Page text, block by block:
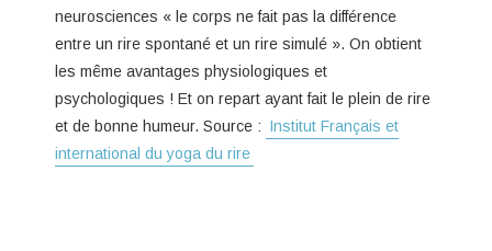
neurosciences « le corps ne fait pas la différence
entre un rire spontané et un rire simulé ». On obtient
les même avantages physiologiques et
psychologiques ! Et on repart ayant fait le plein de rire
et de bonne humeur. Source : Institut Français et
international du yoga du rire